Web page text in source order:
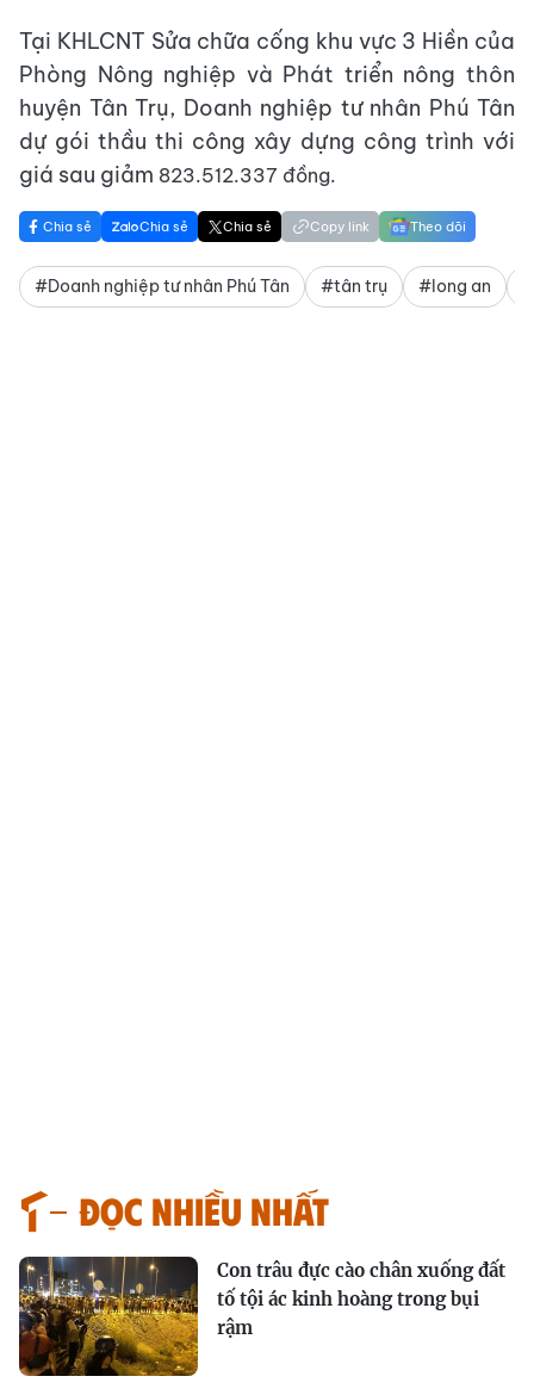
Tại KHLCNT Sửa chữa cống khu vực 3 Hiền của
Phòng Nông nghiệp và Phát triển nông thôn
huyện Tân Trụ, Doanh nghiệp tư nhân Phú Tân
dự gói thầu thi công xây dựng công trình với
giá sau giảm 823.512.337 đồng.
Chia sẻ Chia sẻ Chia sẻ Copy link Theo dõi
#Doanh nghiệp tư nhân Phú Tân #tân trụ #long an
Đọc nhiều nhất
Con trâu đực cào chân xuống đất
tố tội ác kinh hoàng trong bụi
rậm